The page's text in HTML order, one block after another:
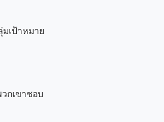
เป้าหมาย
กเขาชอบ